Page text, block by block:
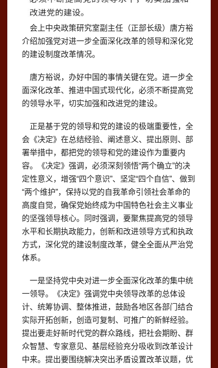
会上中央政策研究室副主任（正部长级）唐方裕
介绍加强党对进一步全面深化改革的领导和深化党
的建设制度改革情况。
唐方裕说，办好中国的事情关键在党。进一步全
面深化改革、推进中国式现代化，必须不断提高党
的领导水平，切实加强和改进党的建设。
正是基于党的领导和党的建设的极端重要性，全
会《决定》在总结经验、阐述意义、提出原则、部
署举措中，都把党的领导和党的建设作为重要内
容。《决定》强调，必须深刻领悟“两个确立”的决
定性意义，增强“四个意识”、坚定“四个自信”、做到
“两个维护”，保持以党的自我革命引领社会革命的
高度自觉，确保党始终成为中国特色社会主义事业
的坚强领导核心。同时强调，要聚焦提高党的领导
水平和长期执政能力，创新和改进领导方式和执政
方式，深化党的建设制度改革，健全全面从严治党
体系。
一是坚持党中央对进一步全面深化改革的集中统
一领导。《决定》强调党中央领导改革的总体设
计、统筹协调、整体推进，鼓励各地区各部门结合
实际开拓创新，创造可复制、可推广的新鲜经验。
提出要走好新时代党的群众路线，把社会期盼、群
众智慧、专家意见、基层经验充分吸收到改革设计
中来。提出要围绕解决突出矛盾设置改革议题，优